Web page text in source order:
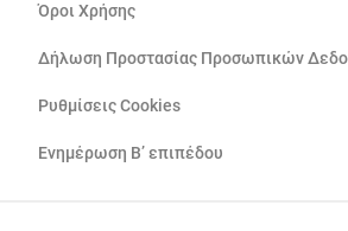
Όροι Χρήσης
Δήλωση Προστασίας Προσωπικών
Ρυθμίσεις Cookies
Ενημέρωση Β’ επιπέδου